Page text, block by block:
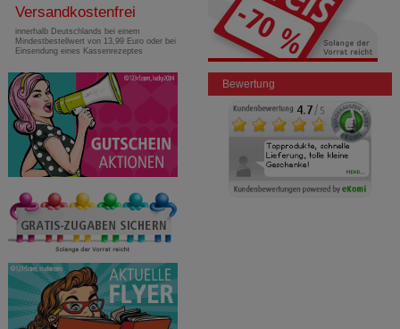
Versandkostenfrei
innerhalb Deutschlands bei einem
Mindestbestellwert von 13,99 Euro oder bei
Einsendung eines Kassenrezeptes
Bewertung